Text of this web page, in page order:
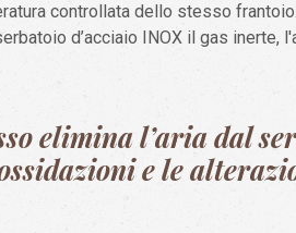
controllata dello stesso
d’acciaio INOX il gas inerte,
elimina l’aria dal
e le